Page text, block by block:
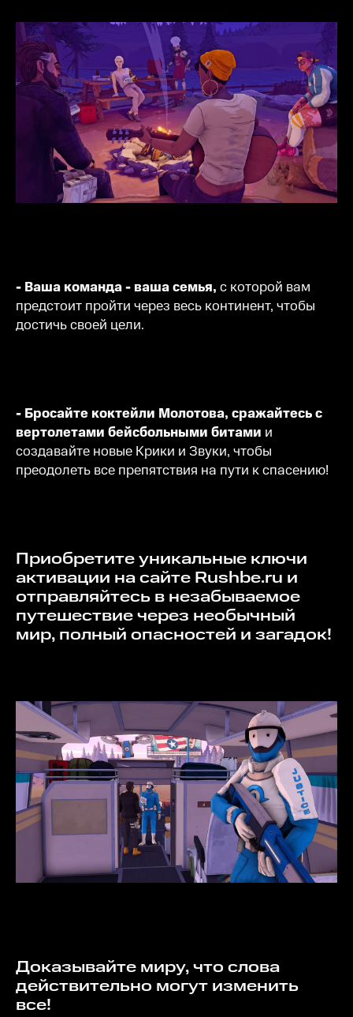
- Ваша команда - ваша семья, с которой вам
предстоит пройти через весь континент, чтобы
достичь своей цели.
- Бросайте коктейли Молотова, сражайтесь с
вертолетами бейсбольными битами и
создавайте новые Крики и Звуки, чтобы
преодолеть все препятствия на пути к спасению!
Приобретите уникальные ключи
активации на сайте Rushbe.ru и
отправляйтесь в незабываемое
путешествие через необычный
мир, полный опасностей и загадок!
Доказывайте миру, что слова
действительно могут изменить
все!